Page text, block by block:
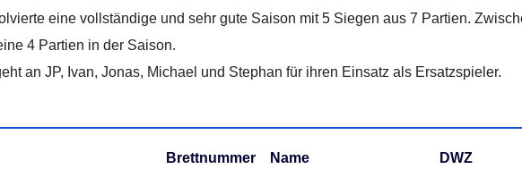
eine vollständige und sehr gute Saison mit 5 Siegen aus 7 Partien.
4 Partien in der Saison.
an JP, Ivan, Jonas, Michael und Stephan für ihren Einsatz als Ersatzspieler.
Brettnummer Name DWZ